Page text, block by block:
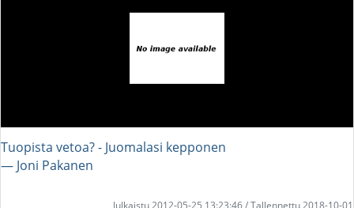
Tuopista vetoa? - Juomalasi kepponen
― Joni Pakanen
Julkaistu 2012-05-25 13:23:46 / Tallennettu 2018-10-01